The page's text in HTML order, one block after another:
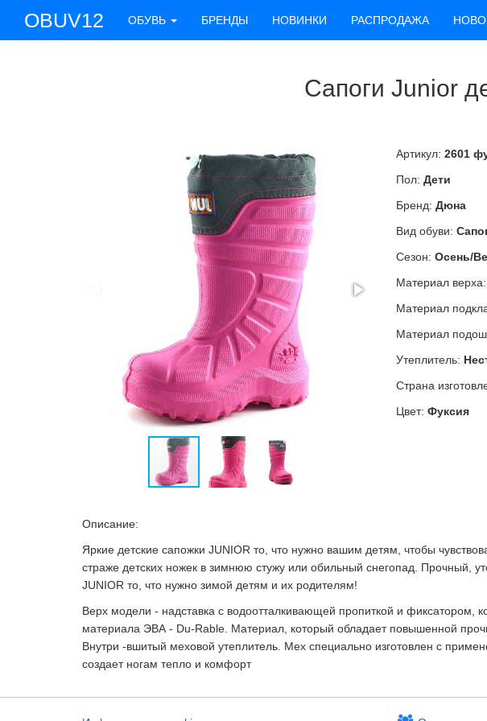
OBUV12 ОБУВЬ БРЕНДЫ НОВИНКИ РАСПРОДАЖА
Сапоги Junior
Артикул: 2601
Пол: Дети
Бренд: Дюна
Вид обуви:
Сезон: Осень/
Материал верха:
Материал
Материал
Утеплитель:
Страна
Цвет: Фуксия
Описание:
Яркие детские сапожки JUNIOR то, что нужно вашим детям, чтобы
страже детских ножек в зимнюю стужу или обильный снегопад. Прочный,
JUNIOR то, что нужно зимой детям и их родителям!
Верх модели - надставка с водоотталкивающей пропиткой и фиксатором,
материала ЭВА - Du-Rable. Материал, который обладает повышенной
Внутри -вшитый меховой утеплитель. Мех специально изготовлен с
создает ногам тепло и комфорт